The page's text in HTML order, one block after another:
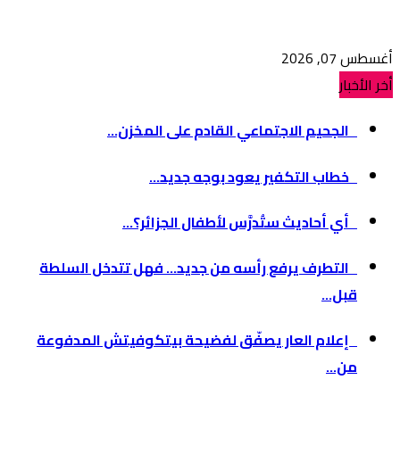
أغسطس 07, 2026
أخر الأخبار
الجحيم الاجتماعي القادم على المخزن...
خطاب التكفير يعود بوجه جديد...
أي أحاديث ستُدرَّس لأطفال الجزائر؟...
التطرف يرفع رأسه من جديد… فهل تتدخل السلطة
قبل...
إعلام العار يصفّق لفضيحة بيتكوفيتش المدفوعة
من...